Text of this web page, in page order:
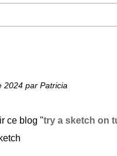
2024 par Patricia
ce blog "try a sketch on